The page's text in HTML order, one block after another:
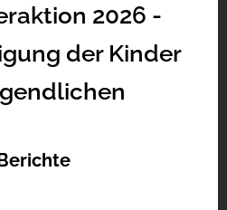
2026 -
der Kinder